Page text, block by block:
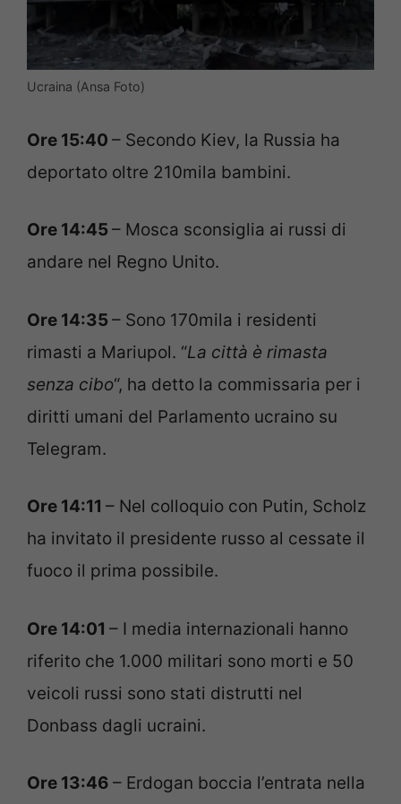
Ucraina (Ansa Foto)
Ore 15:40 – Secondo Kiev, la Russia ha
deportato oltre 210mila bambini.
Ore 14:45– Mosca sconsiglia ai russi di
andare nel Regno Unito.
Ore 14:35– Sono 170mila i residenti
rimasti a Mariupol. “La città è rimasta
senza cibo“, ha detto la commissaria per i
diritti umani del Parlamento ucraino su
Telegram.
Ore 14:11 – Nel colloquio con Putin, Scholz
ha invitato il presidente russo al cessate il
fuoco il prima possibile.
Ore 14:01 – I media internazionali hanno
riferito che 1.000 militari sono morti e 50
veicoli russi sono stati distrutti nel
Donbass dagli ucraini.
Ore 13:46 – Erdogan boccia l’entrata nella